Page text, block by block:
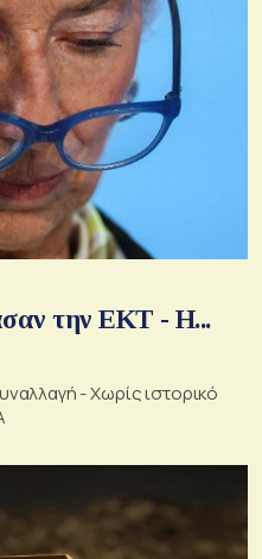
την ΕΚΤ - Η...
- Χωρίς ιστορικό